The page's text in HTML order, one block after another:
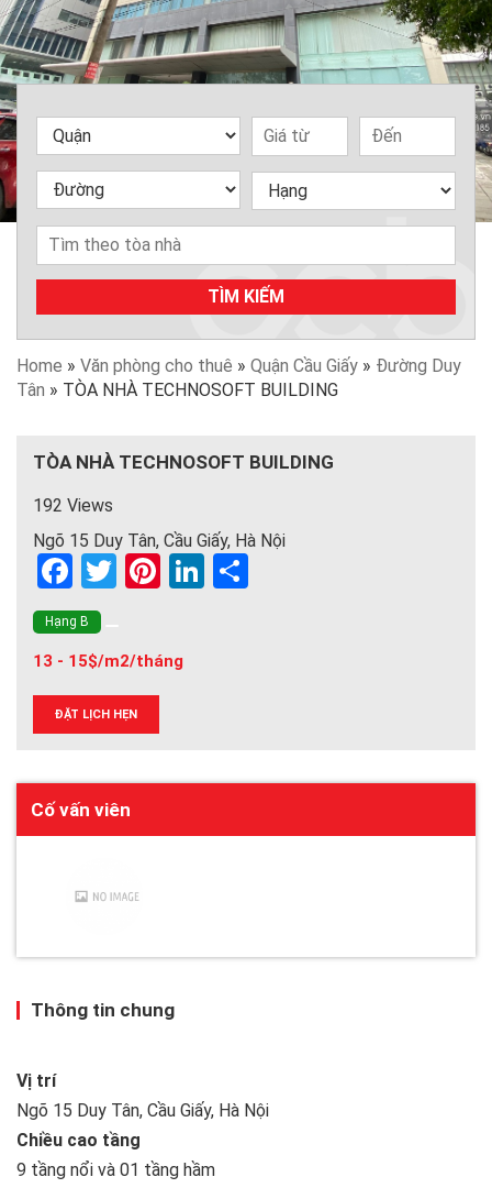
TÌM KIẾM
Home » Văn phòng cho thuê » Quận Cầu Giấy » Đường Duy
Tân » TÒA NHÀ TECHNOSOFT BUILDING
TÒA NHÀ TECHNOSOFT BUILDING
192 Views
Ngõ 15 Duy Tân, Cầu Giấy, Hà Nội
F
a
ce
b
o
o
k
T
er
Pi
es
Li
Hạng B
13 - 15$/m2/tháng
ĐẶT LỊCH HẸN
Cố vấn viên
Thông tin chung
Vị trí
Ngõ 15 Duy Tân, Cầu Giấy, Hà Nội
Chiều cao tầng
9 tầng nổi và 01 tầng hầm